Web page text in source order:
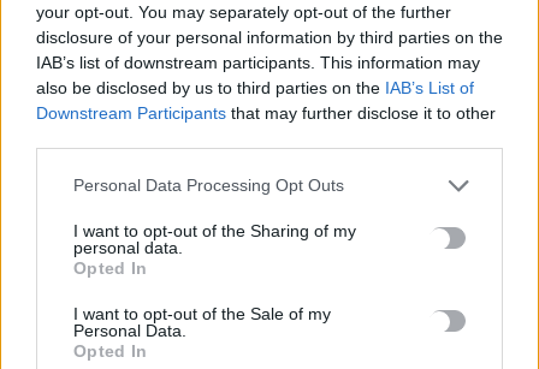
your opt-out. You may separately opt-out of the further
disclosure of your personal information by third parties on the
IAB’s list of downstream participants. This information may
also be disclosed by us to third parties on the IAB’s List of
Downstream Participants that may further disclose it to other
Personal Data Processing Opt Outs
I want to opt-out of the Sharing of my
personal data.
Opted In
I want to opt-out of the Sale of my
Personal Data.
Opted In
Αντί Επιλόγου: Θυμός δεν
είναι Πρόγραμμα
επενδύσεις, με έργα, με γεωπολιτική βαρύτητα και
θεσμική αξιοπιστία – δεν χτίστηκε με σύνθημα. Χτίστηκε
σταθερή εντολή των πολιτών που επέλεξαν να
εμπιστευτούν αντί να οργιστούν.